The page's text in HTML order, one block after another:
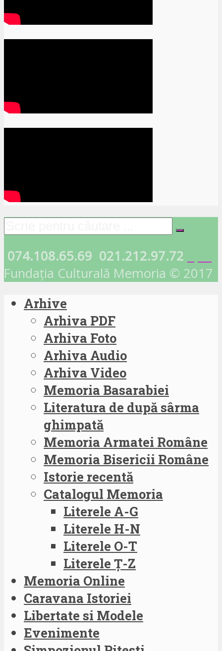
074.108.65.69 021.212.97.72
Fundația Culturală Memoria © 2017
Arhive
Arhiva PDF
Arhiva Foto
Arhiva Audio
Arhiva Video
Memoria Basarabiei
Literatura de după sârma
ghimpată
Memoria Armatei Române
Memoria Bisericii Române
Istorie recentă
Catalogul Memoria
Literele A-G
Literele H-N
Literele O-T
Literele Ț-Z
Memoria Online
Caravana Istoriei
Libertate si Modele
Evenimente